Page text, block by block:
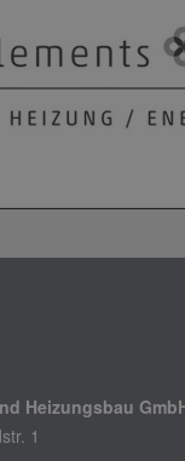
Heizungsbau
1